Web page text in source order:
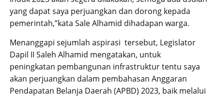
yang dapat saya perjuangkan dan dorong kepada
pemerintah,”kata Sale Alhamid dihadapan warga.
Menanggapi sejumlah aspirasi tersebut, Legislator
Dapil II Saleh Alhamid mengatakan, untuk
peningkatan pembangunan infrastruktur tentu saya
akan perjuangkan dalam pembahasan Anggaran
Pendapatan Belanja Daerah (APBD) 2023, baik melalui